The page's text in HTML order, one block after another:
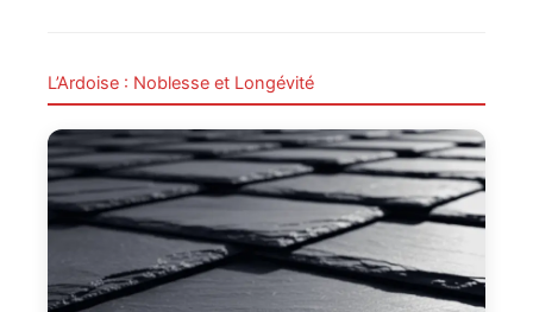
L’Ardoise : Noblesse et Longévité